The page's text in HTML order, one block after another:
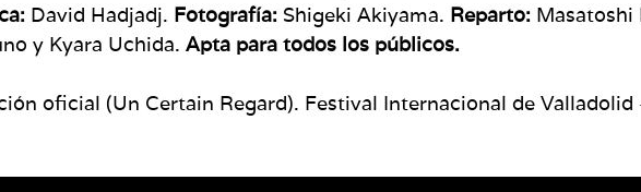
David Hadjadj. Fotografía: Shigeki Akiyama. Reparto: Masatoshi
y Kyara Uchida. Apta para todos los públicos.
oficial (Un Certain Regard). Festival Internacional de